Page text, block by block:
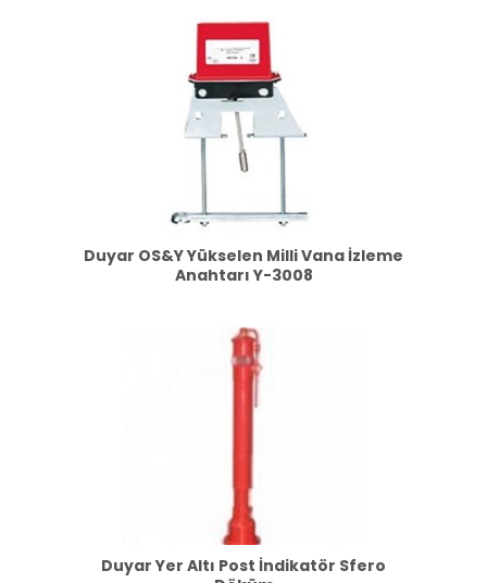
Duyar OS&Y Yükselen Milli Vana İzleme
Anahtarı Y-3008
Duyar Yer Altı Post İndikatör Sfero